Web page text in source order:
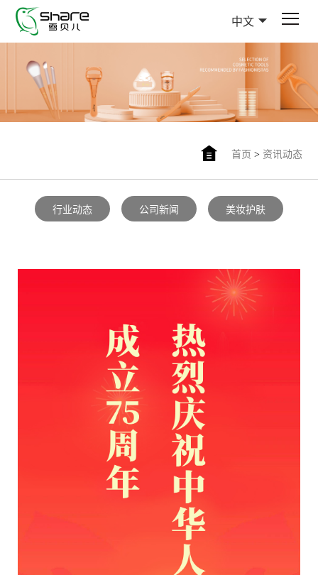
中文
首页 > 资讯动态
行业动态 公司新闻 美妆护肤